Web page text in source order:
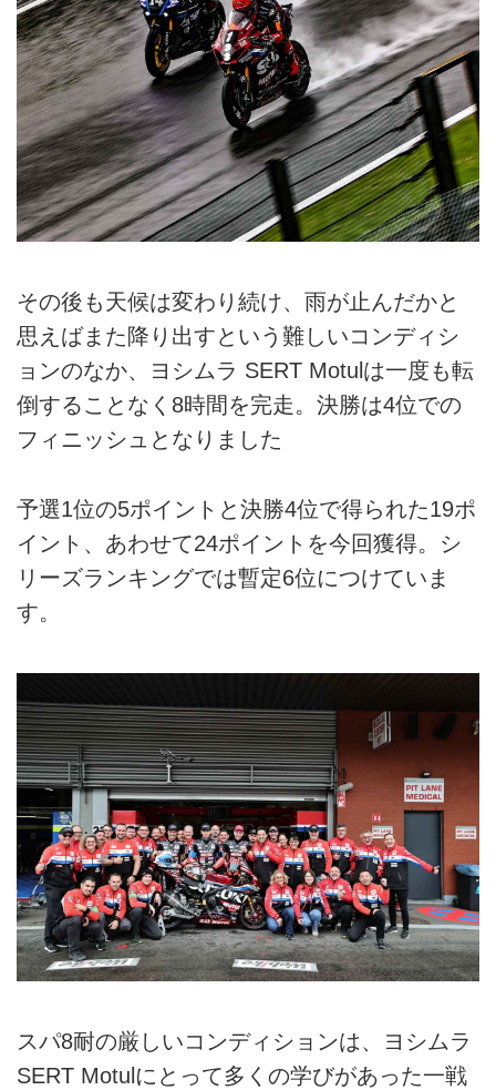
その後も天候は変わり続け、雨が止んだかと
思えばまた降り出すという難しいコンディシ
ョンのなか、ヨシムラ SERT Motulは一度も転
倒することなく8時間を完走。決勝は4位での
フィニッシュとなりました
予選1位の5ポイントと決勝4位で得られた19ポ
イント、あわせて24ポイントを今回獲得。シ
リーズランキングでは暫定6位につけていま
す。
スパ8耐の厳しいコンディションは、ヨシムラ
SERT Motulにとって多くの学びがあった一戦